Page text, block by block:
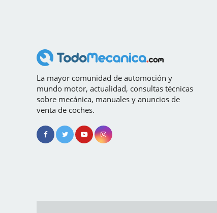
La mayor comunidad de automoción y
mundo motor, actualidad, consultas técnicas
sobre mecánica, manuales y anuncios de
venta de coches.